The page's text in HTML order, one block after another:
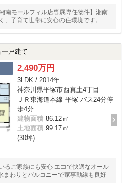
南モールフィル店専属専任物件】湘南
子育て世帯に安心の住環境です。
戸建て
2,490万円
3LDK / 2014年
神奈川県平塚市西真土4丁目
ＪＲ東海道本線 平塚 バス24分停
歩4分
建物面積 86.12㎡
土地面積 99.17㎡
(30坪)
るご家族にも安心 エコで快適なオール
まわりとバルコニーで家事動線も良好